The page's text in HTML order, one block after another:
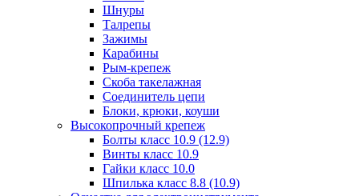
Шнуры
Талрепы
Зажимы
Карабины
Рым-крепеж
Скоба такелажная
Соединитель цепи
Блоки, крюки, коуши
Высокопрочный крепеж
Болты класс 10.9 (12.9)
Винты класс 10.9
Гайки класс 10.0
Шпилька класс 8.8 (10.9)